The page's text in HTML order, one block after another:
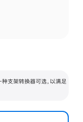
支架转换器可选，以满足